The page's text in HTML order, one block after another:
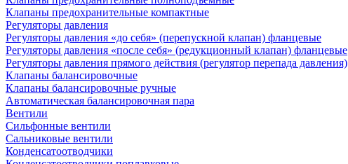
Клапаны предохранительные компактные
Регуляторы давления
Регуляторы давления «до себя» (перепускной клапан) фланцевые
Регуляторы давления «после себя» (редукционный клапан) фланцевые
Регуляторы давления прямого действия (регулятор перепада давления)
Клапаны балансировочные
Клапаны балансировочные ручные
Автоматическая балансировочная пара
Вентили
Сильфонные вентили
Сальниковые вентили
Конденсатоотводчики